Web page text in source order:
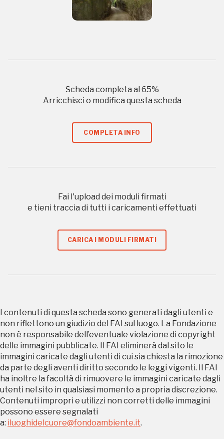
Scheda completa al 65%
Arricchisci o modifica questa scheda
COMPLETA INFO
Fai l'upload dei moduli firmati
e tieni traccia di tutti i caricamenti effettuati
CARICA I MODULI FIRMATI
I contenuti di questa scheda sono generati dagli utenti e
non riflettono un giudizio del FAI sul luogo. La Fondazione
non è responsabile dell’eventuale violazione di copyright
delle immagini pubblicate. Il FAI eliminerà dal sito le
immagini caricate dagli utenti di cui sia chiesta la rimozione
da parte degli aventi diritto secondo le leggi vigenti. Il FAI
ha inoltre la facoltà di rimuovere le immagini caricate dagli
utenti nel sito in qualsiasi momento a propria discrezione.
Contenuti impropri e utilizzi non corretti delle immagini
possono essere segnalati
a: iluoghidelcuore@fondoambiente.it.
REGISTRATI
più bella, risparmiando.
ISCRIVITI AL FAI
Ingresso gratuito
Napoli
Palazzo Strozzi
Gallerie
Tutto questo non
sarebbe possibile
senza di te